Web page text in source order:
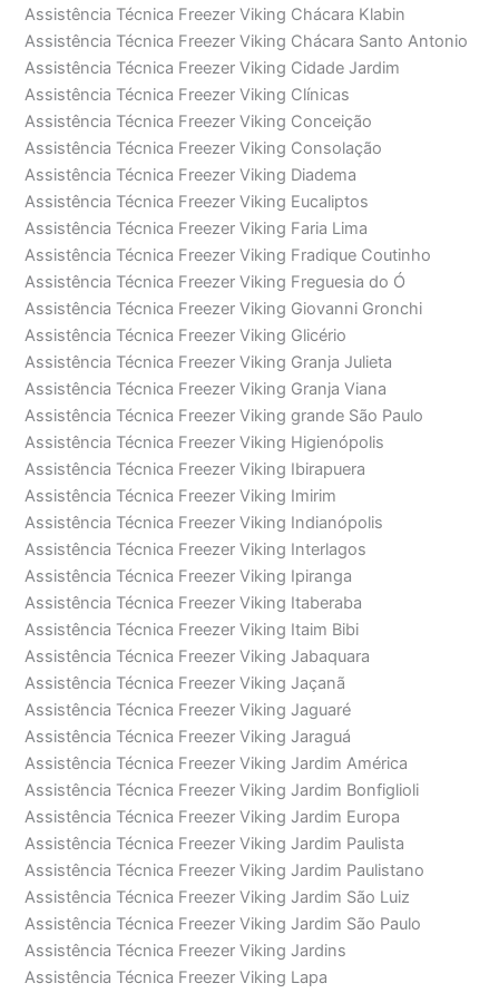
Assistência Técnica Freezer Viking Chácara Klabin
Assistência Técnica Freezer Viking Chácara Santo Antonio
Assistência Técnica Freezer Viking Cidade Jardim
Assistência Técnica Freezer Viking Clínicas
Assistência Técnica Freezer Viking Conceição
Assistência Técnica Freezer Viking Consolação
Assistência Técnica Freezer Viking Diadema
Assistência Técnica Freezer Viking Eucaliptos
Assistência Técnica Freezer Viking Faria Lima
Assistência Técnica Freezer Viking Fradique Coutinho
Assistência Técnica Freezer Viking Freguesia do Ó
Assistência Técnica Freezer Viking Giovanni Gronchi
Assistência Técnica Freezer Viking Glicério
Assistência Técnica Freezer Viking Granja Julieta
Assistência Técnica Freezer Viking Granja Viana
Assistência Técnica Freezer Viking grande São Paulo
Assistência Técnica Freezer Viking Higienópolis
Assistência Técnica Freezer Viking Ibirapuera
Assistência Técnica Freezer Viking Imirim
Assistência Técnica Freezer Viking Indianópolis
Assistência Técnica Freezer Viking Interlagos
Assistência Técnica Freezer Viking Ipiranga
Assistência Técnica Freezer Viking Itaberaba
Assistência Técnica Freezer Viking Itaim Bibi
Assistência Técnica Freezer Viking Jabaquara
Assistência Técnica Freezer Viking Jaçanã
Assistência Técnica Freezer Viking Jaguaré
Assistência Técnica Freezer Viking Jaraguá
Assistência Técnica Freezer Viking Jardim América
Assistência Técnica Freezer Viking Jardim Bonfiglioli
Assistência Técnica Freezer Viking Jardim Europa
Assistência Técnica Freezer Viking Jardim Paulista
Assistência Técnica Freezer Viking Jardim Paulistano
Assistência Técnica Freezer Viking Jardim São Luiz
Assistência Técnica Freezer Viking Jardim São Paulo
Assistência Técnica Freezer Viking Jardins
Assistência Técnica Freezer Viking Lapa